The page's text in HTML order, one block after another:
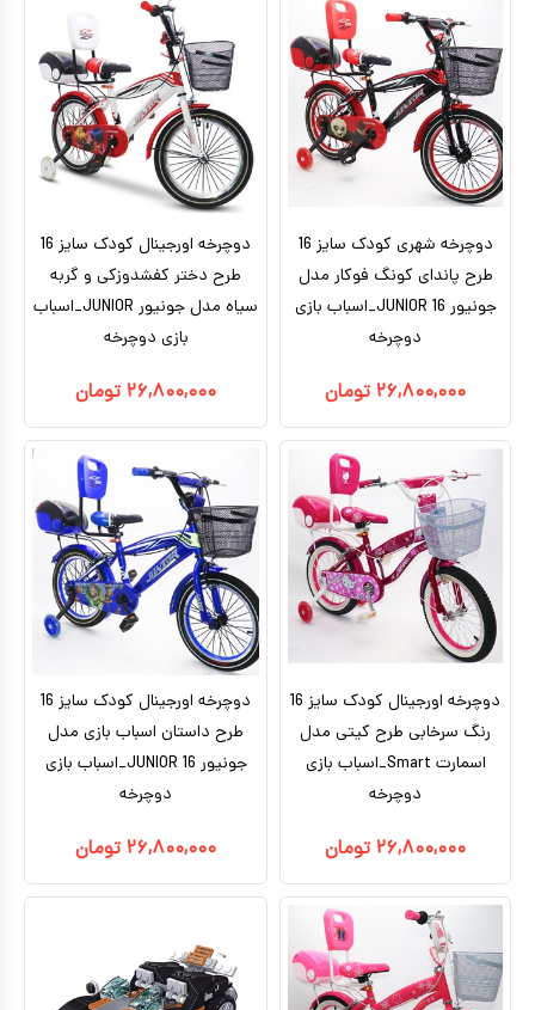
براساس برندها
ماشین شارژی_موتور شارژی
ماشین کنترلی
ماشین اسباب بازی
اکشن فیگور
عروسک دخترانه
عروسک رباتیک
ربات اسباب بازی
اسباب بازی نوزادی
دیجیتال و هوشمند
بازی فکری
اسباب بازی ورزشی
موسیقی
کیف و کوله پشتی
اسباب بازی علمی
اسباب بازی مشاغل
اسباب بازی لوازم خانگی
اتاق کودک
بزرگسال
سگ های نگهبان
هری پاتر
دوچرخه شهری کودک سایز 16
طرح پاندای کونگ‌ فوکار مدل
جونیور JUNIOR 16_اسباب بازی
دوچرخه
۲۶,۸۰۰,۰۰۰ تومان
دوچرخه اورجینال کودک سایز 16
طرح دختر کفشدوزکی و گربه
سیاه مدل جونیور JUNIOR_اسباب
بازی دوچرخه
۲۶,۸۰۰,۰۰۰ تومان
دوچرخه اورجینال کودک سایز 16
رنگ سرخابی طرح کیتی مدل
اسمارت Smart_اسباب بازی
دوچرخه
۲۶,۸۰۰,۰۰۰ تومان
دوچرخه اورجینال کودک سایز 16
طرح داستان اسباب بازی مدل
جونیور JUNIOR 16_اسباب بازی
دوچرخه
۲۶,۸۰۰,۰۰۰ تومان